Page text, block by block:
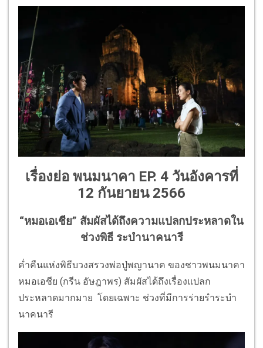
เรื่องย่อ พนมนาคา EP. 4 วันอังคารที่
12 กันยายน 2566
“หมอเอเชีย” สัมผัสได้ถึงความแปลกประหลาดใน
ช่วงพิธี ระบำนาคนารี
ค่ำคืนแห่งพิธีบวงสรวงพ่อปู่พญานาค ของชาวพนมนาคา
หมอเอชีย (กรีน อัษฎาพร) สัมผัสได้ถึงเรื่องแปลก
ประหลาดมากมาย โดยเฉพาะ ช่วงที่มีการร่ายรำระบำ
นาคนารี